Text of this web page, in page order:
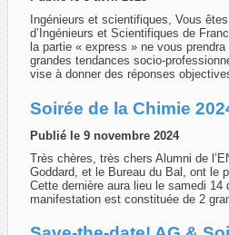
Ingénieurs et scientifiques, Vous
d’Ingénieurs et Scientifiques de
la partie « express » ne vous
grandes tendances socio-
vise à donner des réponses
Soirée de la Chimie
Publié le 9 novembre 2024
Très chères, très chers Alumni de
Goddard, et le Bureau du Bal, ont le
Cette dernière aura lieu le samedi
manifestation est constituée de 2